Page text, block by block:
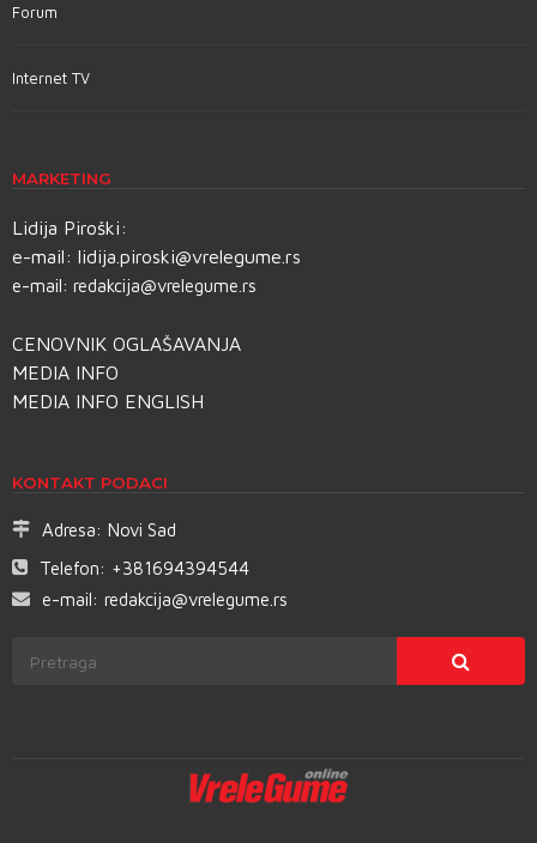
Forum
Internet TV
MARKETING
Lidija Piroški:
e-mail: lidija.piroski@vrelegume.rs
e-mail: redakcija@vrelegume.rs
CENOVNIK OGLAŠAVANJA
MEDIA INFO
MEDIA INFO ENGLISH
KONTAKT PODACI
Adresa: Novi Sad
Telefon: +381694394544
e-mail: redakcija@vrelegume.rs